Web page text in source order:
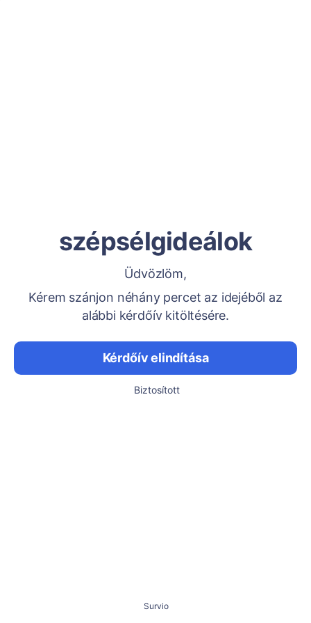
szépsélgideálok
Üdvözlöm,
Kérem szánjon néhány percet az idejéből az
alábbi kérdőív kitöltésére.
Kérdőív elindítása
Biztosított
Survio